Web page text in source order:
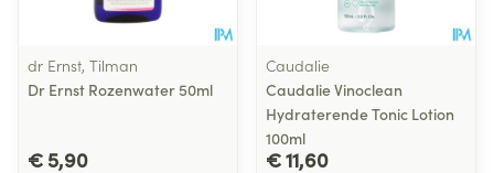
dr Ernst, Tilman
Dr Ernst Rozenwater 50ml
€ 5,90
Caudalie
Caudalie Vinoclean
Hydraterende Tonic Lotion
100ml
€ 11,60